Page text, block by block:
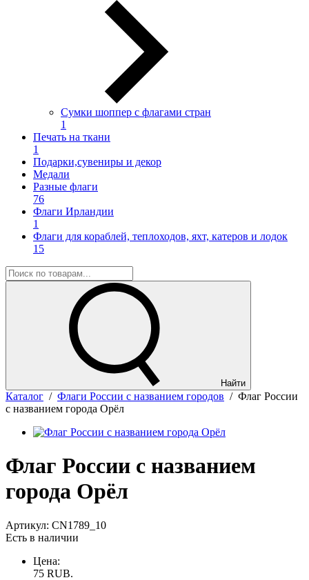
Сумки шоппер с флагами стран
1
Печать на ткани
1
Подарки,сувениры и декор
Медали
Разные флаги
76
Флаги Ирландии
1
Флаги для кораблей, теплоходов, яхт, катеров и лодок
15
Найти
Каталог / Флаги России с названием городов / Флаг России
с названием города Орёл
Флаг России с названием
города Орёл
Артикул: CN1789_10
Есть в наличии
Цена:
75 RUB.